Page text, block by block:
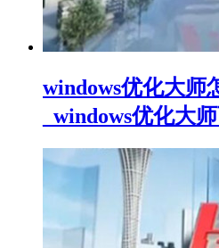
windows优化大师
_windows优化大